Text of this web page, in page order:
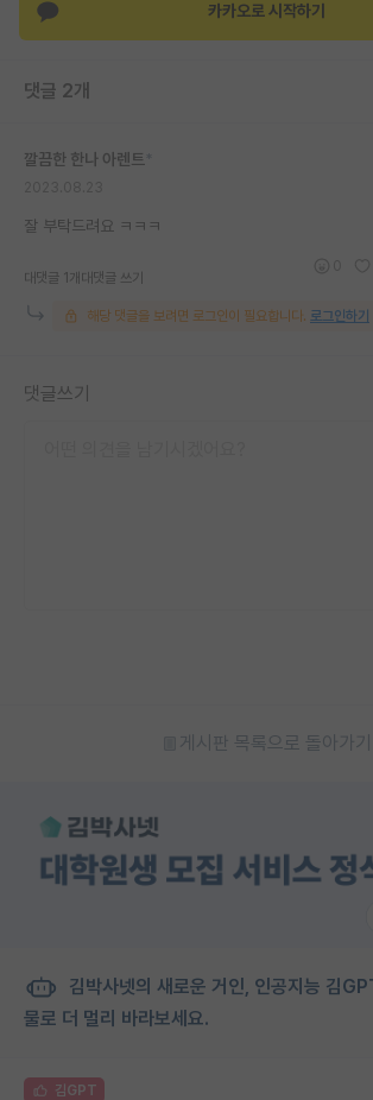
커리어
반도체 아카데미
카카오로 시작하기
댓글 2개
깔끔한 한나 아렌트
잘 부탁드려요 ㅋㅋㅋ
대댓글 1개 대댓글 쓰기
해당 댓글을 보려면 로그인이 필요합니다. 로그인하기
댓글쓰기
게시판 목록으로 돌아가기
김박사넷의 새로운 거인, 인공지능 김
물로 더 멀리 바라보세요.
김GPT